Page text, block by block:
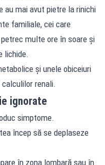
au mai avut pietre la rinichi
familiale, cei care
multe ore în soare și
lichide.
și unele obiceiuri
renali.
ignorate
simptome.
încep să se deplaseze
în zona lombară sau în